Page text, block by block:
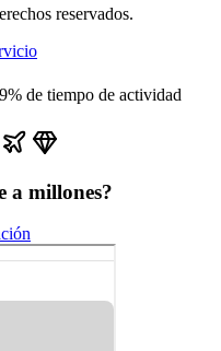
reservados.
de tiempo de actividad
a millones?